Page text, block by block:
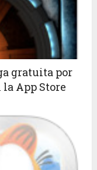
gratuita por
App Store